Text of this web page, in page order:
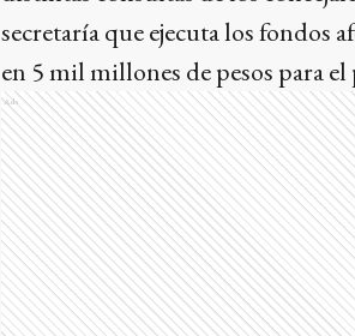
secretaría que ejecuta los fondos
en 5 mil millones de pesos para el
Ads